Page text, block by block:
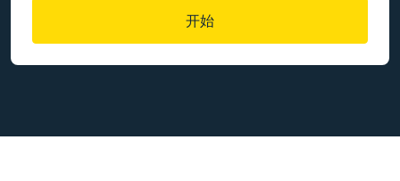
开始